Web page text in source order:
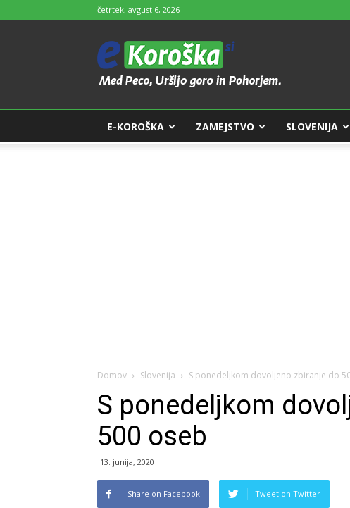
četrtek, avgust 6, 2026
e-
Koroška
E-KOROŠKA ZAMEJSTVO SLOVENIJA
Domov Slovenija S ponedeljkom dovoljeno zbiranje do
S ponedeljkom
500 oseb
13. junija, 2020
Share on Facebook Tweet on Twitter